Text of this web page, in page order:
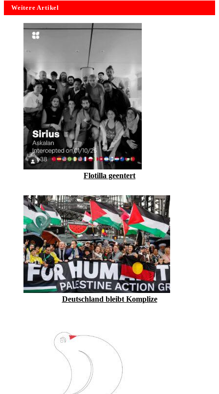
Weitere Artikel
Flotilla geentert
Deutschland bleibt Komplize